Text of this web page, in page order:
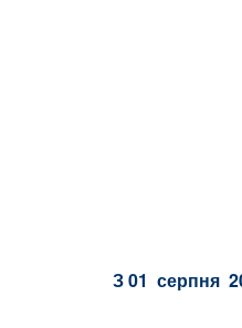
З01 серпня